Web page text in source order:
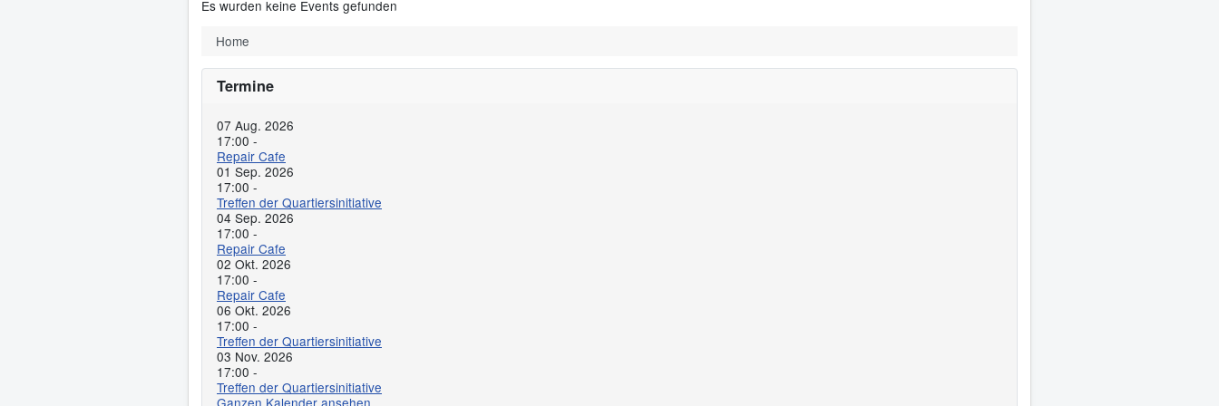
Es wurden keine Events gefunden
Home
Termine
07 Aug. 2026
17:00 -
Repair Cafe
01 Sep. 2026
17:00 -
Treffen der Quartiersinitiative
04 Sep. 2026
17:00 -
Repair Cafe
02 Okt. 2026
17:00 -
Repair Cafe
06 Okt. 2026
17:00 -
Treffen der Quartiersinitiative
03 Nov. 2026
17:00 -
Treffen der Quartiersinitiative